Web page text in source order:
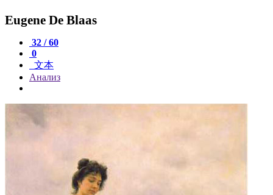
Eugene De Blaas
32 / 60
0
文本
Анализ